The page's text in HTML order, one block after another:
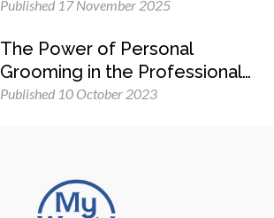
Published 17 November 2025
The Power of Personal
Grooming in the Professional
Workplace
Published 10 October 2023